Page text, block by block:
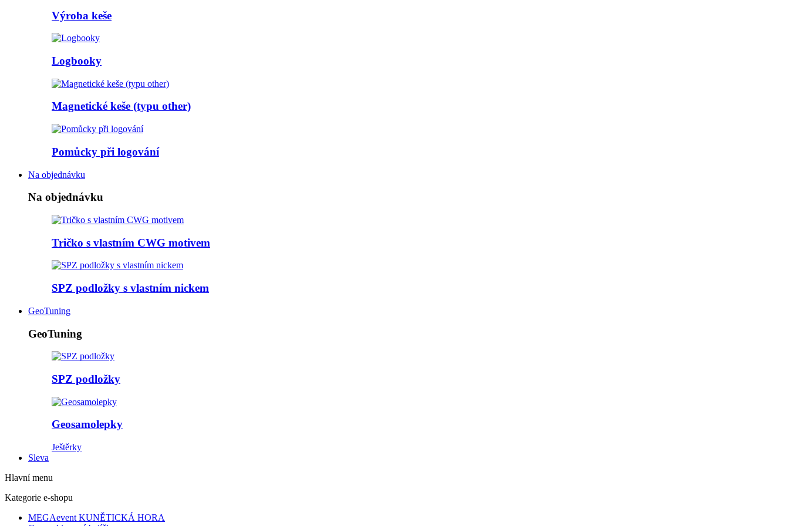
Výroba keše
Logbooky
Magnetické keše (typu other)
Pomůcky při logování
Na objednávku
Na objednávku
Tričko s vlastním CWG motivem
SPZ podložky s vlastním nickem
GeoTuning
GeoTuning
SPZ podložky
Geosamolepky
Ještěrky
Sleva
Hlavní menu
Kategorie e-shopu
MEGAevent KUNĚTICKÁ HORA